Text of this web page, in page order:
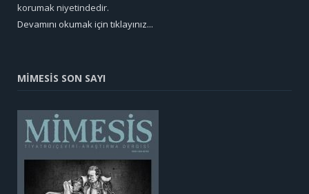
korumak niyetindedir.
Devamını okumak için tıklayınız...
MİMESİS SON SAYI